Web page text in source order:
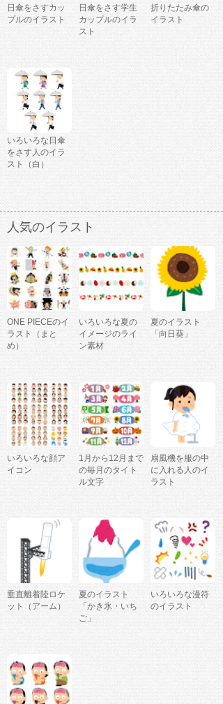
日傘をさすカッ
プルのイラスト
日傘をさす学生
カップルのイラ
スト
折りたたみ傘の
イラスト
いろいろな日傘
をさす人のイラ
スト（白）
人気のイラスト
ONE PIECEのイ
ラスト（まと
め）
いろいろな夏の
イメージのライ
ン素材
夏のイラスト
「向日葵」
いろいろな顔ア
イコン
1月から12月まで
の毎月のタイト
ル文字
扇風機を服の中
に入れる人のイ
ラスト
垂直離着陸ロケ
ット（アーム）
夏のイラスト
「かき氷・いち
ご」
いろいろな漫符
のイラスト